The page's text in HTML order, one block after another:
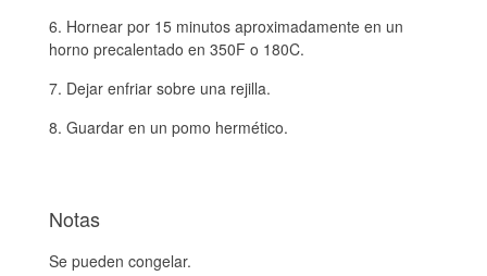
Hornear por 15 minutos aproximadamente en un
horno precalentado en 350F o 180C.
Dejar enfriar sobre una rejilla.
Guardar en un pomo hermético.
Notas
Se pueden congelar.